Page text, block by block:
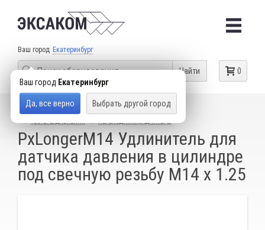
Ваш город Екатеринбург
Ваш город Екатеринбург
Да, все верно Выбрать другой город
0
Найти
КАТАЛОГ ТОВАРОВ
ДИАГНОСТИЧЕСКОЕ ОБОРУДОВАНИЕ
PxLongerM14 Удлинитель для
датчика давления в цилиндре
под свечную резьбу M14 x 1.25